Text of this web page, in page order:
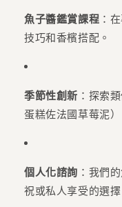
魚子醬鑑賞課程 ：
技巧和香檳搭配。
季節性創新 ：探索
蛋糕佐法國草莓泥）
個人化諮詢 ：我們
祝或私人享受的選擇